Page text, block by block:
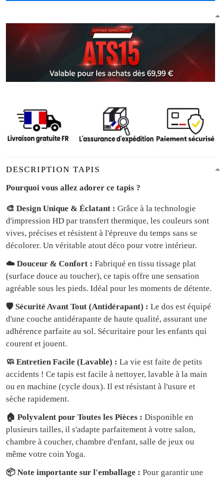
DESCRIPTION TAPIS
Pourquoi vous allez adorer ce tapis ?
🎨 Design Unique & Éclatant : Grâce à la technologie
d'impression HD par transfert thermique, les couleurs sont
vives, précises et résistent à l'épreuve du temps sans se
décolorer. Un véritable atout déco pour votre intérieur.
☁️ Douceur & Confort : Fabriqué en tissu tissage plat
(surface douce au toucher), ce tapis offre une sensation
agréable sous les pieds. Idéal pour les moments de détente.
🛡️ Sécurité Avant Tout (Antidérapant) : Le dos est équipé
d'une couche antidérapante de haute qualité, assurant une
adhérence parfaite au sol. Sécuritaire pour les enfants qui
courent et jouent.
🧼 Entretien Facile (Lavable) : La vie est faite de petits
accidents ! Ce tapis est facile à nettoyer, lavable à la main
ou en machine (cycle doux). Il est résistant à l'usure et
sèche rapidement.
🏠 Polyvalent pour Toutes les Pièces : Disponible en
plusieurs tailles, il s'adapte parfaitement à votre salon,
chambre à coucher, chambre d'enfant, salle de jeux ou
même votre coin Yoga.
📦 Note importante sur l'emballage : Pour garantir une